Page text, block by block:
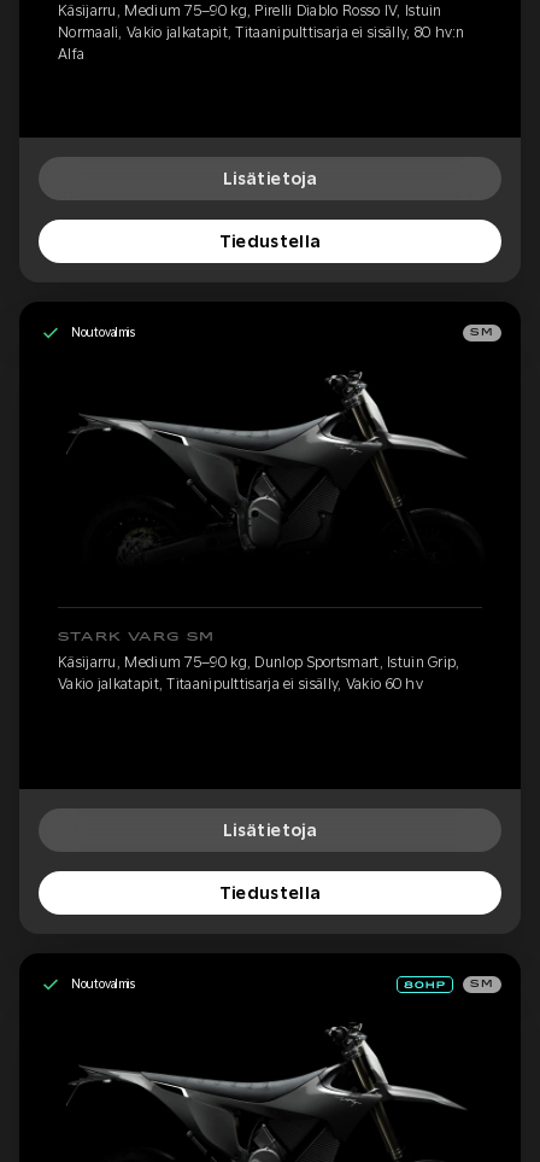
Käsijarru, Medium 75–90 kg, Pirelli Diablo Rosso IV, Istuin
Normaali, Vakio jalkatapit, Titaanipulttisarja ei sisälly, 80 hv:n
Alfa
Lisätietoja
Tiedustella
Noutovalmis SM
STARK VARG SM
Käsijarru, Medium 75–90 kg, Dunlop Sportsmart, Istuin Grip,
Vakio jalkatapit, Titaanipulttisarja ei sisälly, Vakio 60 hv
Lisätietoja
Tiedustella
Noutovalmis SM